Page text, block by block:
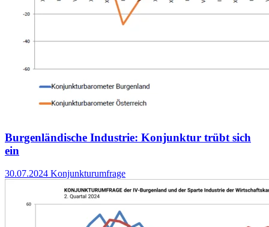
Burgenländische Industrie: Konjunktur trübt sich
ein
30.07.2024 Konjunkturumfrage